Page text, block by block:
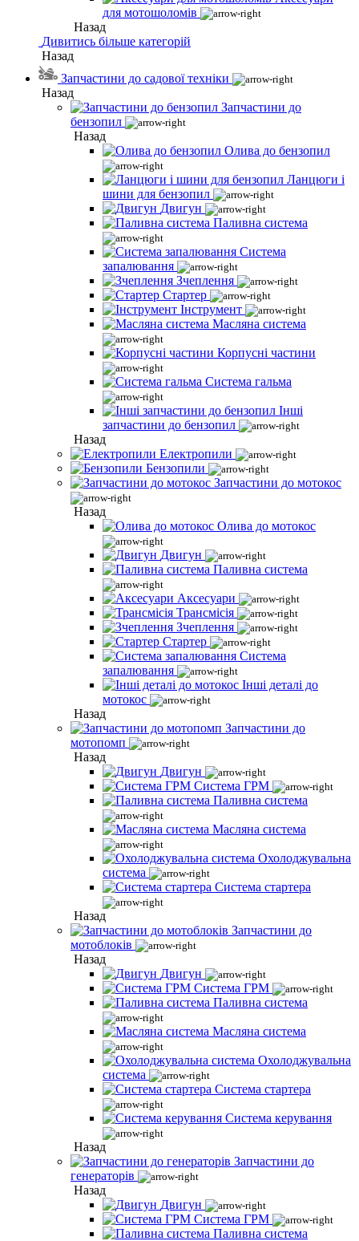
для мотошоломів
Назад
Дивитись більше категорій
Назад
Запчастини до садової техніки
Назад
Запчастини до
бензопил
Назад
Олива до бензопил
Ланцюги і
шини для бензопил
Двигун
Паливна система
Система
запалювання
Зчеплення
Стартер
Інструмент
Масляна система
Корпусні частини
Система гальма
Інші
запчастини до бензопил
Назад
Електропили
Бензопили
Запчастини до мотокос
Назад
Олива до мотокос
Двигун
Паливна система
Аксесуари
Трансмісія
Зчеплення
Стартер
Система
запалювання
Інші деталі до
мотокос
Назад
Запчастини до
мотопомп
Назад
Двигун
Система ГРМ
Паливна система
Масляна система
Охолоджувальна
система
Система стартера
Назад
Запчастини до
мотоблоків
Назад
Двигун
Система ГРМ
Паливна система
Масляна система
Охолоджувальна
система
Система стартера
Система керування
Назад
Запчастини до
генераторів
Назад
Двигун
Система ГРМ
Паливна система